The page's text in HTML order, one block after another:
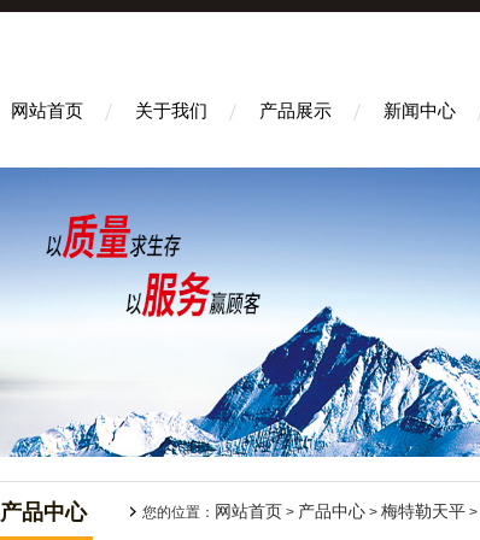
网站首页 关于我们 产品展示 新闻中心
产品中心 您的位置： 网站首页 > 产品中心 > 梅特勒天平 >